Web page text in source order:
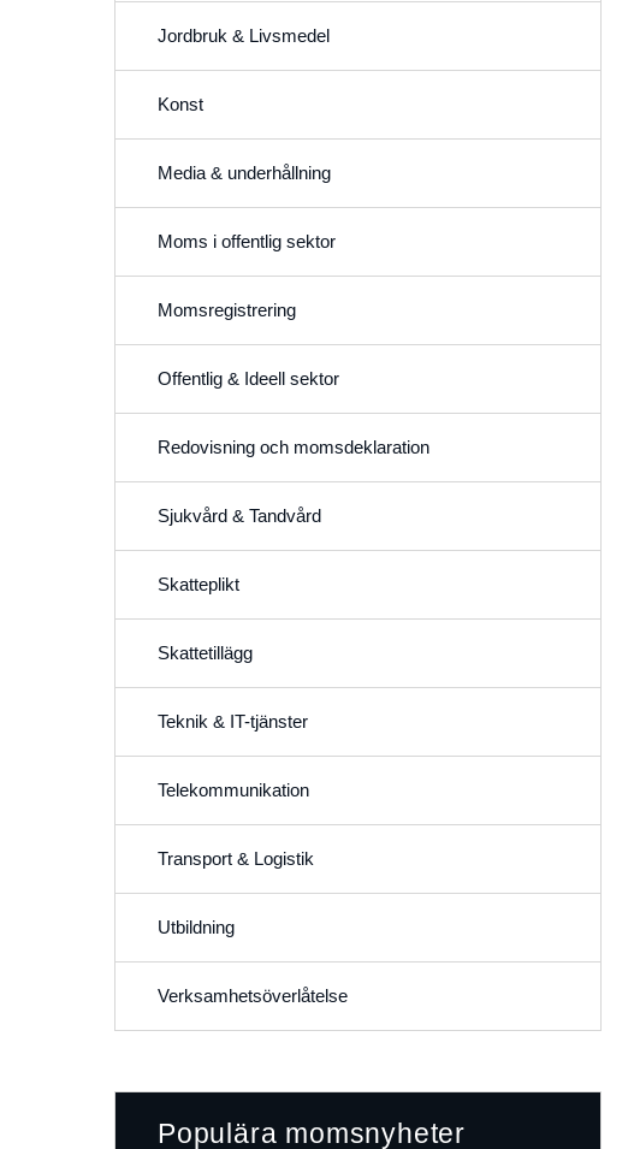
Jordbruk & Livsmedel
Konst
Media & underhållning
Moms i offentlig sektor
Momsregistrering
Offentlig & Ideell sektor
Redovisning och momsdeklaration
Sjukvård & Tandvård
Skatteplikt
Skattetillägg
Teknik & IT-tjänster
Telekommunikation
Transport & Logistik
Utbildning
Verksamhetsöverlåtelse
Populära momsnyheter